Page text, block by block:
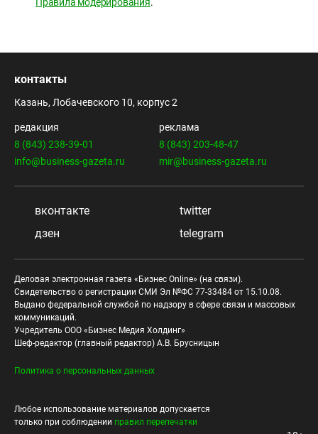
Правила модерирования.
контакты
Казань, Лобачевского 10, корпус 2
редакция
8 (843) 238-39-01
info@business-gazeta.ru
реклама
8 (843) 203-48-47
mir@business-gazeta.ru
вконтакте
twitter
дзен
telegram
Деловая электронная газета «Бизнес Online» (на связи).
Свидетельство о регистрации СМИ Эл №ФС 77-33484 от 15.10.08.
Выдано федеральной службой по надзору в сфере связи и массовых
коммуникаций.
Учредитель ООО «Бизнес Медия Холдинг»
Шеф-редактор (главный редактор) А.В. Брусницын
Политика о персональных данных
Любое использование материалов допускается
только при соблюдении правил перепечатки